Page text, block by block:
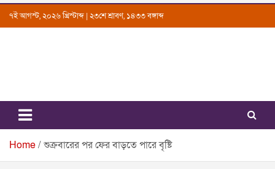
Skip৭ই আগস্ট, ২০২৬ খ্রিস্টাব্দ | ২৩শে শ্রাবণ, ১৪৩৩ বঙ্গাব্দ
Uttarkantho
News Portal
Home শুক্রবারের পর ফের বাড়তে পারে বৃষ্টি